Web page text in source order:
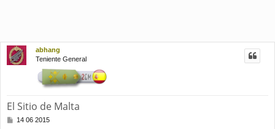
abhang
Teniente General
El Sitio de Malta
M14 06 2015